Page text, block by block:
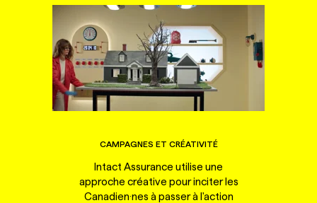
CAMPAGNES ET CRÉATIVITÉ
Intact Assurance utilise une
approche créative pour inciter les
Canadien·nes à passer à l'action